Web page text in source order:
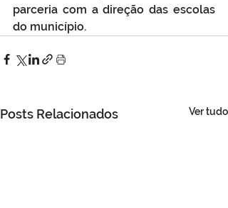
parceria com a direção das escolas
do município.
Posts Relacionados Ver tudo